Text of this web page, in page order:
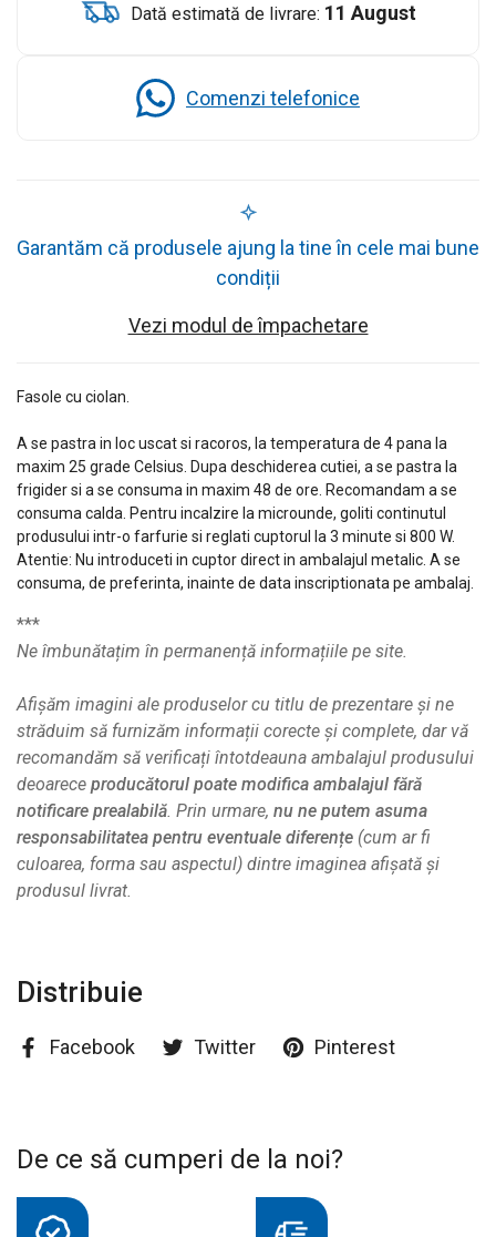
Dată estimată de livrare: 11 August
Comenzi telefonice
Garantăm că produsele ajung la tine în cele mai bune
condiții
Vezi modul de împachetare
Fasole cu ciolan.
A se pastra in loc uscat si racoros, la temperatura de 4 pana la
maxim 25 grade Celsius. Dupa deschiderea cutiei, a se pastra la
frigider si a se consuma in maxim 48 de ore. Recomandam a se
consuma calda. Pentru incalzire la microunde, goliti continutul
produsului intr-o farfurie si reglati cuptorul la 3 minute si 800 W.
Atentie: Nu introduceti in cuptor direct in ambalajul metalic. A se
consuma, de preferinta, inainte de data inscriptionata pe ambalaj.
***
Ne îmbunătațim în permanență informațiile pe site.
Afișăm imagini ale produselor cu titlu de prezentare și ne
străduim să furnizăm informații corecte și complete, dar vă
recomandăm să verificați întotdeauna ambalajul produsului
deoarece producătorul poate modifica ambalajul fără
notificare prealabilă. Prin urmare, nu ne putem asuma
responsabilitatea pentru eventuale diferențe (cum ar fi
culoarea, forma sau aspectul) dintre imaginea afișată și
produsul livrat.
Distribuie
Facebook Twitter Pinterest
De ce să cumperi de la noi?